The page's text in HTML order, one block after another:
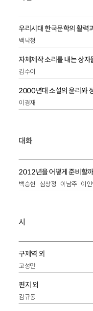
우리시대 한국문학의 활력
백낙청
자체제작 소리를 내는 상자
김수이
2000년대 소설의 윤리와
이경재
대화
2012년을 어떻게 준비할까
백승헌 심상정 이남주 이인
시
구제역 외
고성만
편지 외
김규동